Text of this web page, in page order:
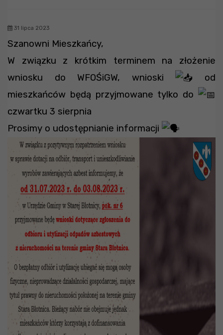
31 lipca 2023
Szanowni Mieszkańcy,
W związku z krótkim terminem na złożenie
wniosku do WFOŚiGW, wnioski
od
mieszkańców będą przyjmowane tylko do
czwartku 3 sierpnia
Prosimy o udostępnianie informacji